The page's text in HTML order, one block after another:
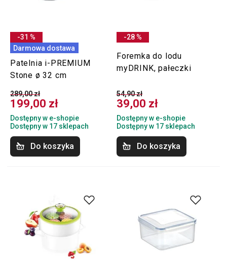
-31 %
Darmowa dostawa
Patelnia i-PREMIUM
Stone ø 32 cm
289,00 zł
199,00 zł
Dostępny w e-shopie
Dostępny w 17 sklepach
Do koszyka
-28 %
Foremka do lodu
myDRINK, pałeczki
54,90 zł
39,00 zł
Dostępny w e-shopie
Dostępny w 17 sklepach
Do koszyka